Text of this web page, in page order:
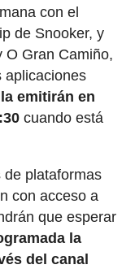
con el
de Snooker, y
O Gran Camiño,
aplicaciones
emitirán en
cuando está
plataformas
con acceso a
que esperar
la
del canal